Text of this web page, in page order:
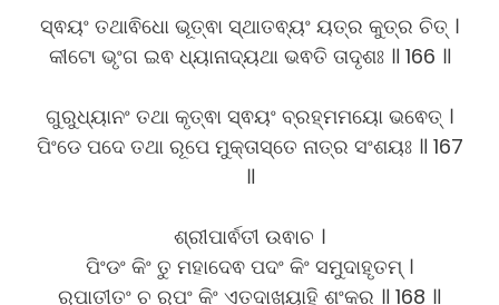
ସ୍ଵୟଂ ତଥାଵିଧୋ ଭୂତ୍ଵା ସ୍ଥାତଵ୍ୟଂ ୟତ୍ର କୁତ୍ର ଚିତ୍ ।
କୀଟୋ ଭୃଂଗ ଇଵ ଧ୍ୟାନାଦ୍ୟଥା ଭଵତି ତାଦୃଶଃ ॥ 166 ॥
ଗୁରୁଧ୍ୟାନଂ ତଥା କୃତ୍ଵା ସ୍ଵୟଂ ବ୍ରହ୍ମମୟୋ ଭଵେତ୍ ।
ପିଂଡେ ପଦେ ତଥା ରୂପେ ମୁକ୍ତାସ୍ତେ ନାତ୍ର ସଂଶୟଃ ॥ 167
॥
ଶ୍ରୀପାର୍ଵତୀ ଉଵାଚ ।
ପିଂଡଂ କିଂ ତୁ ମହାଦେଵ ପଦଂ କିଂ ସମୁଦାହୃତମ୍ ।
ରୂପାତୀତଂ ଚ ରୂପଂ କିଂ ଏତଦାଖ୍ୟାହି ଶଂକର ॥ 168 ॥